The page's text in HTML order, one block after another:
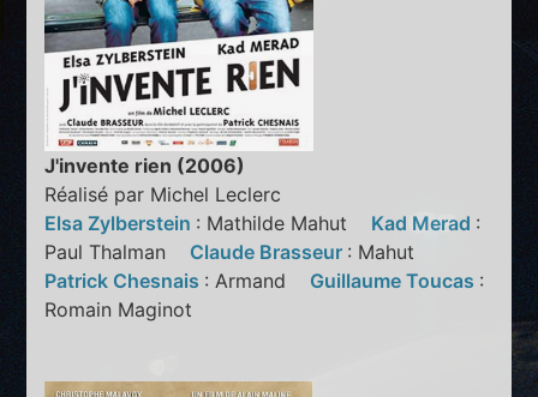
J'invente rien (2006)
Réalisé par Michel Leclerc
Elsa Zylberstein : Mathilde Mahut Kad Merad :
Paul Thalman Claude Brasseur : Mahut
Patrick Chesnais : Armand Guillaume Toucas :
Romain Maginot